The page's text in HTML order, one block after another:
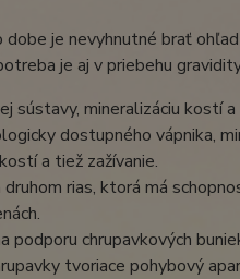
je nevyhnutné brať
je aj v priebehu
sústavy, mineralizáciu kostí
dostupného vápnika,
a tiež zažívanie.
rias, ktorá má
chrupavkových
tvoriace pohybový